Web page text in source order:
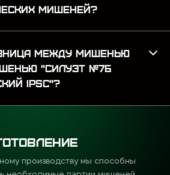
МИШЕНЕЙ?
МЕЖДУ МИШЕНЬЮ
"СИЛУЭТ №7Б
IPSC"?
производству мы способны